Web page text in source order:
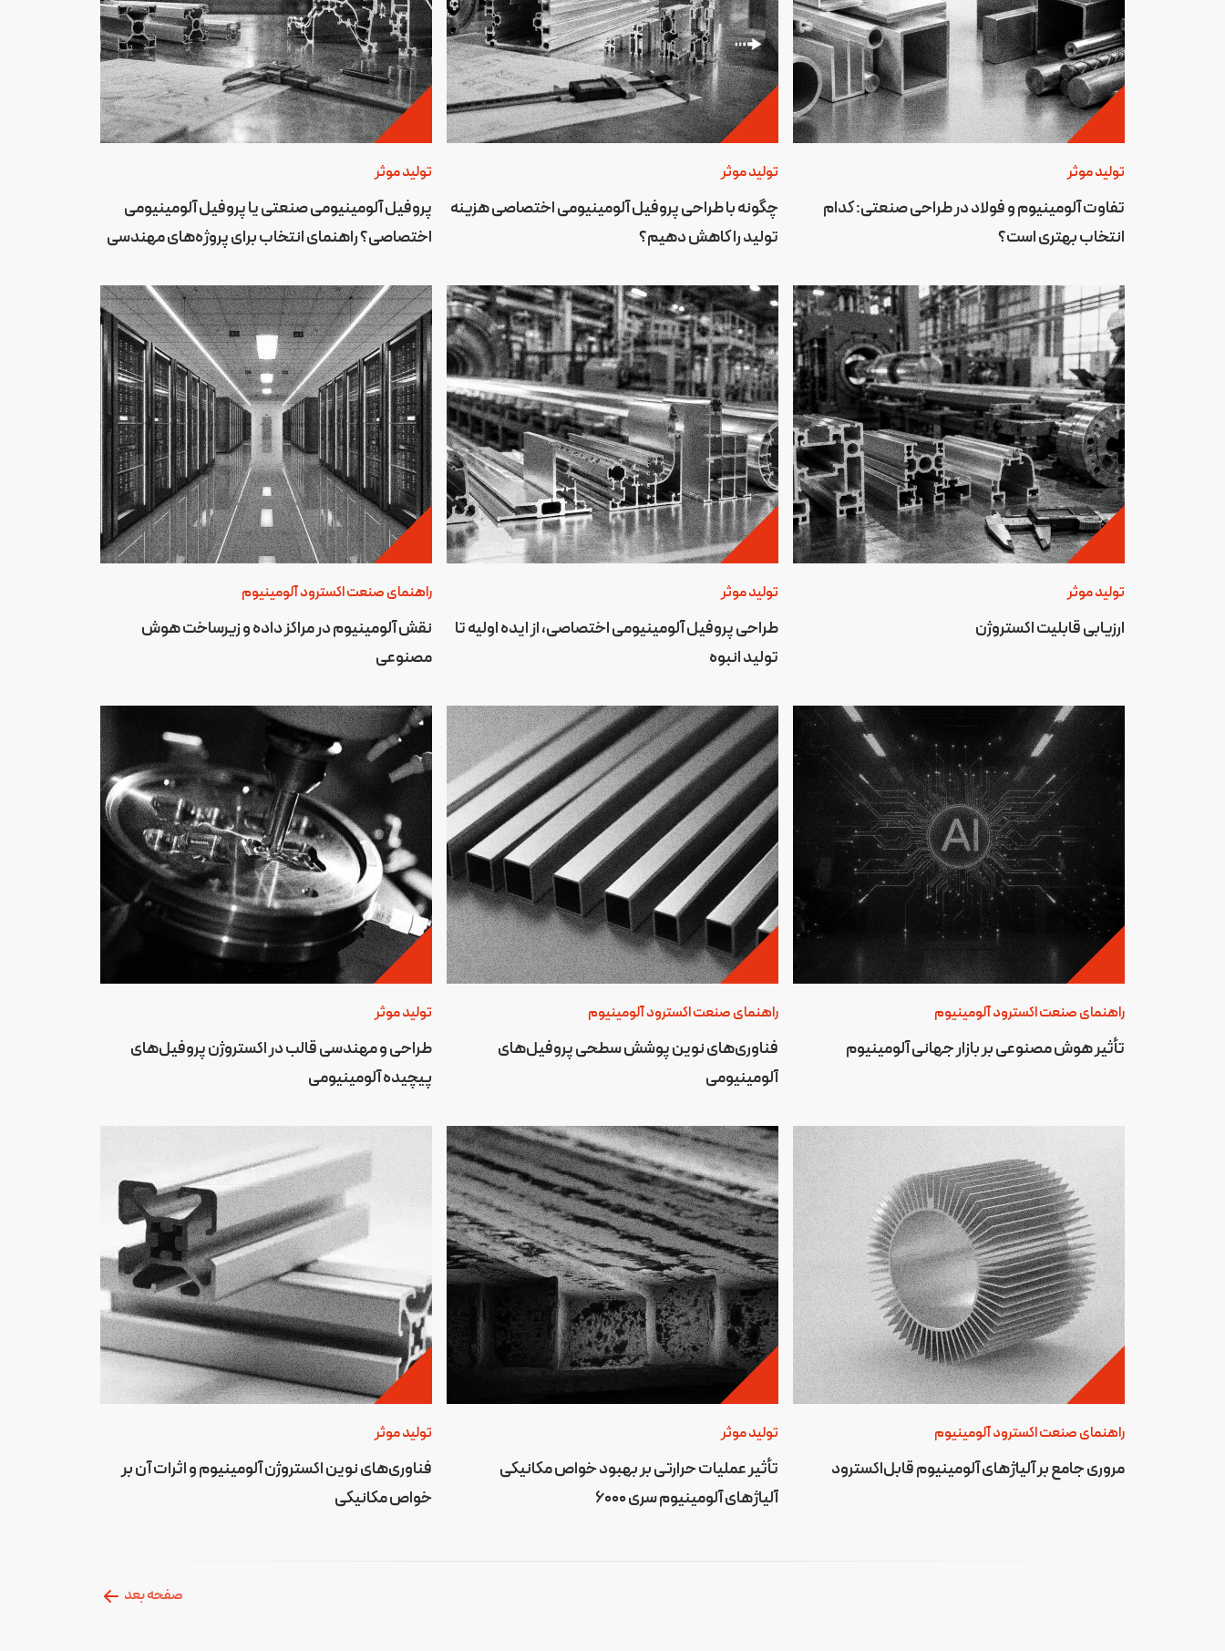
تولید موثر
تفاوت آلومینیوم و فولاد در طراحی صنعتی: کدام
انتخاب بهتری است؟
تولید موثر
چگونه با طراحی پروفیل آلومینیومی اختصاصی هزینه
تولید را کاهش دهیم؟
تولید موثر
پروفیل آلومینیومی صنعتی یا پروفیل آلومینیومی
اختصاصی؟ راهنمای انتخاب برای پروژه‌های مهندسی
تولید موثر
ارزیابی قابلیت اکستروژن
تولید موثر
طراحی پروفیل آلومینیومی اختصاصی، از ایده اولیه تا
تولید انبوه
راهنمای صنعت اکسترود آلومینیوم
نقش آلومینیوم در مراکز داده و زیرساخت هوش
مصنوعی
راهنمای صنعت اکسترود آلومینیوم
تأثیر هوش مصنوعی بر بازار جهانی آلومینیوم
راهنمای صنعت اکسترود آلومینیوم
فناوری‌های نوین پوشش سطحی پروفیل‌های
آلومینیومی
تولید موثر
طراحی و مهندسی قالب در اکستروژن پروفیل‌های
پیچیده آلومینیومی
راهنمای صنعت اکسترود آلومینیوم
مروری جامع بر آلیاژهای آلومینیوم قابل‌اکسترود
تولید موثر
تأثیر عملیات حرارتی بر بهبود خواص مکانیکی
آلیاژهای آلومینیوم سری 6000
تولید موثر
فناوری‌های نوین اکستروژن آلومینیوم و اثرات آن بر
خواص مکانیکی
صفحه بعد